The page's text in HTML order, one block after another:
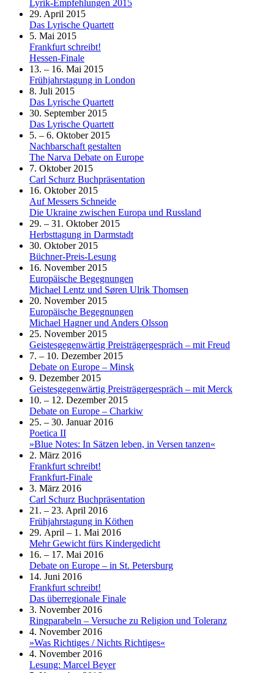
Lyrik-Empfehlungen 2015
29. April 2015
Das Lyrische Quartett
5. Mai 2015
Frankfurt schreibt!
Hessen-Finale
13. – 16. Mai 2015
Frühjahrstagung in London
8. Juli 2015
Das Lyrische Quartett
30. September 2015
Das Lyrische Quartett
5. – 6. Oktober 2015
Nachbarschaft gestalten
The Narva Debate on Europe
7. Oktober 2015
Carl Schurz Buchpräsentation
16. Oktober 2015
Auf Messers Schneide
Die Ukraine zwischen Europa und Russland
29. – 31. Oktober 2015
Herbsttagung in Darmstadt
30. Oktober 2015
Büchner-Preis-Lesung
16. November 2015
Europäische Begegnungen
Michael Lentz und Søren Ulrik Thomsen
20. November 2015
Europäische Begegnungen
Michael Hagner und Anders Olsson
25. November 2015
Geistesgegenwärtig Preisträgergespräch – mit Freud
7. – 10. Dezember 2015
Debate on Europe – Minsk
9. Dezember 2015
Geistesgegenwärtig Preisträgergespräch – mit Merck
10. – 12. Dezember 2015
Debate on Europe – Charkiw
25. – 30. Januar 2016
Poetica II
»Blue Notes: In Sätzen leben, in Versen tanzen«
2. März 2016
Frankfurt schreibt!
Frankfurt-Finale
3. März 2016
Carl Schurz Buchpräsentation
21. – 23. April 2016
Frühjahrstagung in Köthen
29. April – 1. Mai 2016
Mehr Gewicht fürs Kindergedicht
16. – 17. Mai 2016
Debate on Europe – in St. Petersburg
14. Juni 2016
Frankfurt schreibt!
Das überregionale Finale
3. November 2016
Ringparabeln – Versuche zu Religion und Toleranz
4. November 2016
»Was Richtiges / Nichts Richtiges«
4. November 2016
Lesung: Marcel Beyer